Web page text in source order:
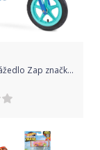
Dětské odrážedlo Zap značky Toyz, dřevěné, barva modrá, s osobní SPZ Text na SPZ: Jedu co můžu, nelep se mi na zadek, Barva SPZ: -